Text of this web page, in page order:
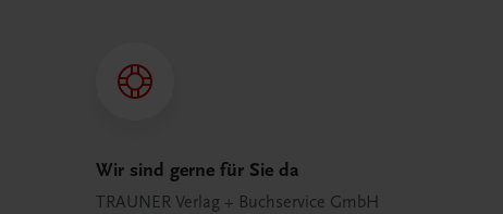
Wir sind gerne für Sie da
TRAUNER Verlag + Buchservice GmbH